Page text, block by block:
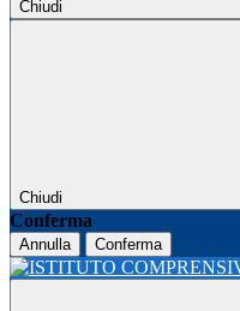
Chiudi
Chiudi
Conferma
Annulla Conferma